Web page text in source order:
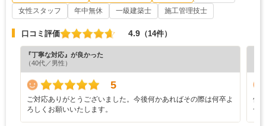
女性スタッフ
年中無休 一級建築士 施工管理技士
口コミ評価 4.9 （14件）
『丁寧な対応』が良かった
（40代／男性）
5
ご対応ありがとうございました。今後何かあればその際は何卒よ
ろしくお願いいたします。
修
一